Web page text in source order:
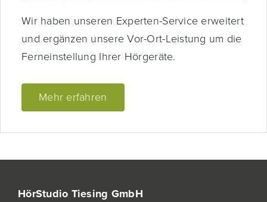
Wir haben unseren Experten-Service erweitert
und ergänzen unsere Vor-Ort-Leistung um die
Ferneinstellung Ihrer Hörgeräte.
Mehr erfahren
HörStudio Tiesing GmbH